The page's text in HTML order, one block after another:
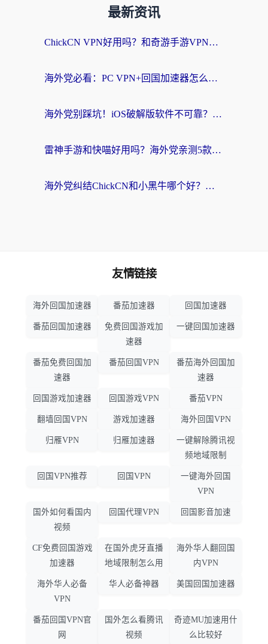
最新资讯
ChickCN VPN好用吗？和奇游手游VPN对比哪个回国效果更好？海外党亲测实用指南
海外党必看：PC VPN+回国加速器怎么选？无缝访问国内资源全攻略
海外党别踩坑！iOS破解版软件不可靠？教你选对回国加速器无缝看国内资源
雷神手游和快喵好用吗？海外党亲测5款回国加速器，附斧牛Bling对比+微信视频号解决办法
海外党纠结ChickCN和小黑牛哪个好？一篇帮你选对回国加速器的实用指南
友情链接
海外回国加速器 番茄加速器 回国加速器
番茄回国加速器
免费回国游戏加
速器
一键回国加速器
番茄免费回国加
速器
番茄回国VPN
番茄海外回国加
速器
回国游戏加速器 回国游戏VPN 番茄VPN
翻墙回国VPN 游戏加速器 海外回国VPN
归雁VPN 归雁加速器
一键解除腾讯视
频地域限制
回国VPN推荐 回国VPN
一键海外回国
VPN
国外如何看国内
视频
回国代理VPN 回国影音加速
CF免费回国游戏
加速器
在国外虎牙直播
地域限制怎么用
海外华人翻回国
内VPN
海外华人必备
VPN
华人必备神器 美国回国加速器
番茄回国VPN官
网
国外怎么看腾讯
视频
奇迹MU加速用什
么比较好